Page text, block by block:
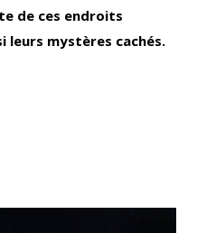
de ces endroits
leurs mystères cachés.